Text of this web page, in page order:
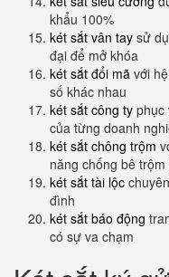
khẩu 100%
két sắt vân tay sử
đại để mở khóa
két sắt đổi mã với
số khác nhau
két sắt công ty phục
của từng doanh
két sắt chông trộm
năng chống bê
két sắt tài lộc
đình
két sắt báo động
có sự va chạm